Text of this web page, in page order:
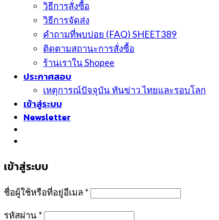
วิธีการสั่งซื้อ
วิธีการจัดส่ง
คำถามที่พบบ่อย (FAQ) SHEET389
ติดตามสถานะการสั่งซื้อ
ร้านเราใน Shopee
ประกาศสอบ
เหตุการณ์ปัจจุบัน ทันข่าว ไทยและรอบโลก
เข้าสู่ระบบ
Newsletter
เข้าสู่ระบบ
ชื่อผู้ใช้หรือที่อยู่อีเมล *
รหัสผ่าน *